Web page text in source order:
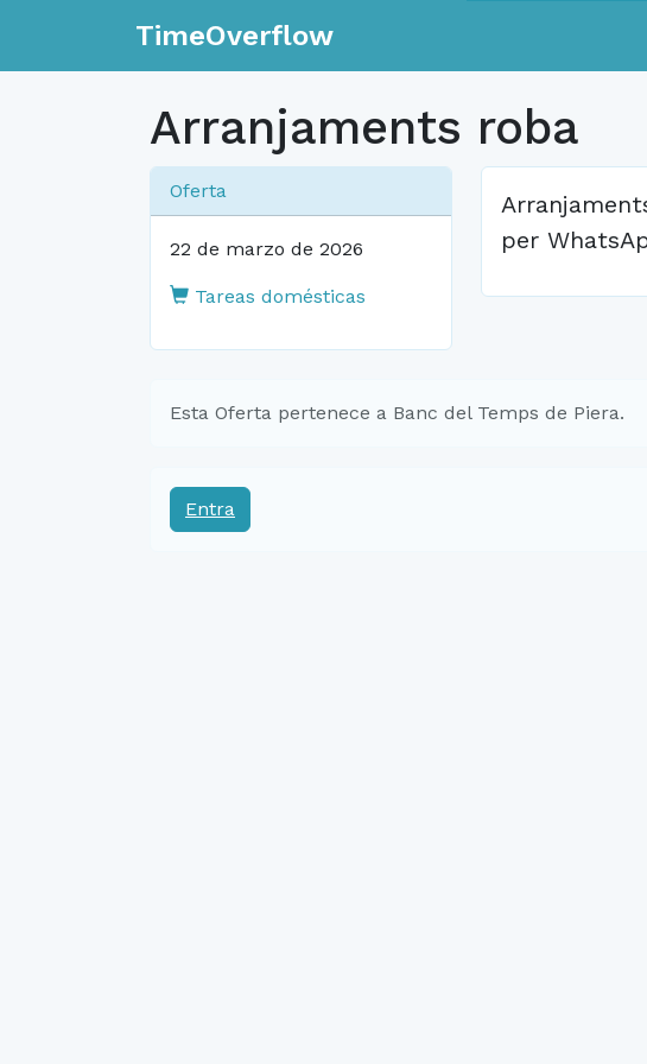
TimeOverflow
Arranjaments roba
Oferta
22 de marzo de 2026
Tareas domésticas
per
Esta Oferta pertenece a Banc del Temps de Piera.
Entra